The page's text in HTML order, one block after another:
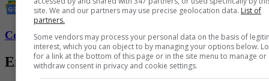
Conozca más de Fucsia aquí
Entradas relacionadas
site. We and our partners may use precise geolocation data. List of
partners.
Some vendors may process your personal data on the basis of
interest, which you can object to by managing your options below.
for a link at the bottom of this page or in the site menu to manage or
withdraw consent in privacy and cookie settings.